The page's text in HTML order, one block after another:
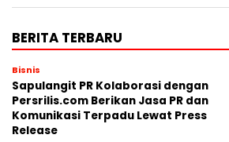
BERITA TERBARU
Bisnis
Sapulangit PR Kolaborasi dengan
Persrilis.com Berikan Jasa PR dan
Komunikasi Terpadu Lewat Press
Release